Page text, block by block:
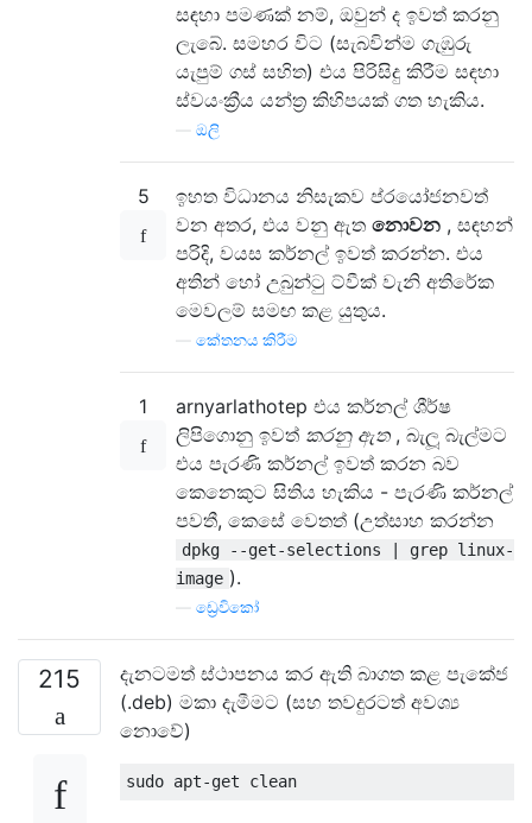
සඳහා පමණක් නම්, ඔවුන් ද ඉවත් කරනු
ලැබේ. සමහර විට (සැබවින්ම ගැඹුරු
යැපුම් ගස් සහිත) එය පිරිසිදු කිරීම සඳහා
ස්වයංක්‍රීය යන්ත්‍ර කිහිපයක් ගත හැකිය.
ඔලි
5
ඉහත විධානය නිසැකව ප්රයෝජනවත්
වන අතර, එය වනු ඇත නොවන , සඳහන්
පරිදි, වයස කර්නල් ඉවත් කරන්න. එය
අතින් හෝ උබුන්ටු ට්වීක් වැනි අතිරේක
මෙවලම් සමඟ කළ යුතුය.
කේතනය කිරීම
1
arnyarlathotep එය කර්නල් ශීර්ෂ
ලිපිගොනු ඉවත් කරනු ඇත, බැලූ බැල්මට
එය පැරණි කර්නල් ඉවත් කරන බව
කෙනෙකුට සිතිය හැකිය - පැරණි කර්නල්
පවතී, කෙසේ වෙතත් (උත්සාහ කරන්න
dpkg --get-selections | grep linux-
image ).
ඩ්‍රෙවිකෝ
215
දැනටමත් ස්ථාපනය කර ඇති බාගත කළ පැකේජ
(.deb) මකා දැමීමට (සහ තවදුරටත් අවශ්‍ය
නොවේ)